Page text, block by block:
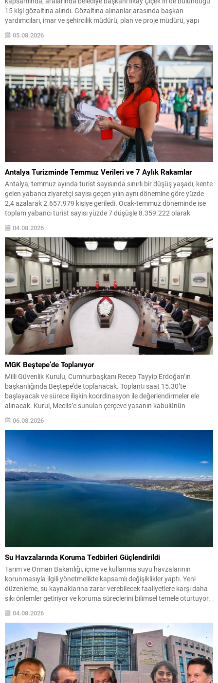
15 kişi gözaltına alındı. Gözaltına alınanlar arasında başkan
yardımcıları, imar ve şehircilik müdürü, plan ve proje müdürü, yapı
kontrol müdürü ile bazı meclis üyeleri ve belediye personeli yer alıyor.
Soruşturma iddialarına göre belediyede, yapı kullanım izni...
05.08.2026
Antalya Turizminde Temmuz Verileri ve 7 Aylık Rakamlar
Antalya, temmuz ayında turist sayısında sınırlı bir düşüş yaşadı; kente
gelen yabancı ziyaretçi sayısı geçen yılın aynı dönemine göre yüzde
2,4 azalarak 2.657.979 kişiye geriledi. Ocak-temmuz döneminde ise
toplam yabancı turist sayısı yüzde 7 düşüşle 8.359.222 olarak
kaydedildi. Jeopolitik gelişmeler başta olmak üzere dış etkenler,
bölgede turizm rakamlarını olumsuz etkiledi....
04.08.2026
MGK Beştepe’de Toplanıyor
Milli Güvenlik Kurulu, Cumhurbaşkanı Recep Tayyip Erdoğan’ın
başkanlığında Beştepe’de toplanacak. Toplantı saat 15.30’te
başlayacak ve sürece ilişkin koordinasyon ile değerlendirmeler ele
alınacak. Kurul, Meclis’e sunulan çerçeve yasanın kabulünün
görev yapacak. Koordinasyon ve İstihbarat Değerlendirmeleri
06.08.2026
Su Havzalarında Koruma Tedbirleri Güçlendirildi
Tarım ve Orman Bakanlığı, içme ve kullanma suyu havzalarının
korunmasıyla ilgili yönetmelikte kapsamlı değişiklikler yaptı. Yeni
düzenleme, su kaynaklarına zarar verebilecek faaliyetlere karşı daha
sıkı önlemler getiriyor ve koruma süreçlerini bilimsel temele oturtuyor.
önlenmesi için ilgili kurumlar gerekli tedbirleri almakla yükümlü
04.08.2026